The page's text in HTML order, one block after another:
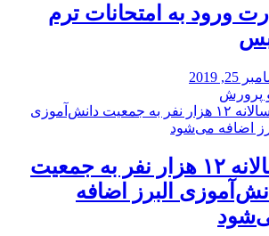
ورود به امتحانات ترم
25, 2019
پرورش
️سالانه ۱۲ هزار نفر به جمعیت
البرز اضافه